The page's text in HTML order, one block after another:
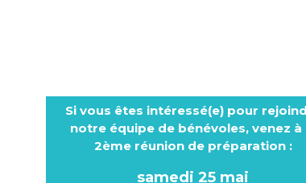
Si vous êtes intéressé(e) pour
notre équipe de bénévoles, venez à
2ème réunion de préparation :
samedi 25 mai